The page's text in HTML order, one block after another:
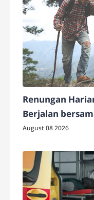
Renungan
Berjalan
August 08 2026